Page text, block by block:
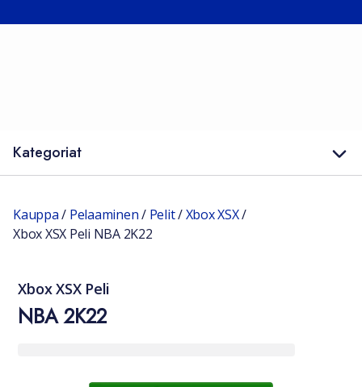
Kategoriat
Kauppa/ Pelaaminen/ Pelit/Xbox XSX/
Xbox XSX Peli NBA 2K22
Xbox XSX Peli
NBA 2K22